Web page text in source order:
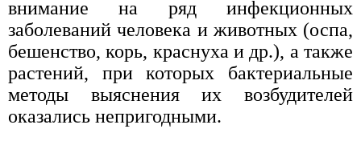
внимание на ряд инфекционных
заболеваний человека и животных (оспа,
бешенство, корь, краснуха и др.), а также
растений, при которых бактериальные
методы выяснения их возбудителей
оказались непригодными.